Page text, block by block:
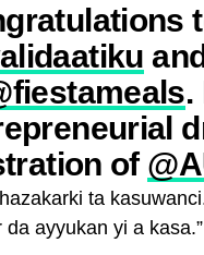
.
of
job
t.co/
ta
da ayyukan yi a kasa.”